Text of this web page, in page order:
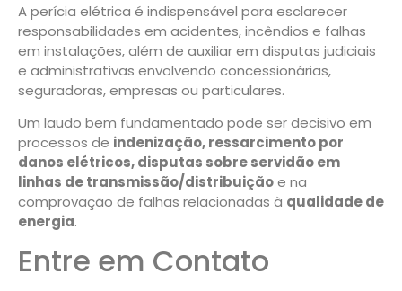
A perícia elétrica é indispensável para esclarecer
responsabilidades em acidentes, incêndios e falhas
em instalações, além de auxiliar em disputas judiciais
e administrativas envolvendo concessionárias,
seguradoras, empresas ou particulares.
Um laudo bem fundamentado pode ser decisivo em
processos de indenização, ressarcimento por
danos elétricos, disputas sobre servidão em
linhas de transmissão/distribuiçãoe na
comprovação de falhas relacionadas à qualidade de
energia.
Entre em Contato